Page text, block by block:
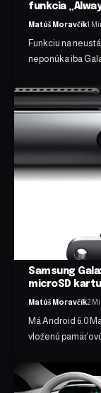
funkcia
Matúš Moravčík1
Funkciu na
neponúka iba
Samsung
microSD
Matúš Moravčík2
Má Android 6.0
vloženú